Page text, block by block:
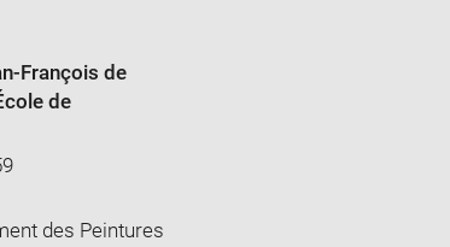
François de
de
des Peintures